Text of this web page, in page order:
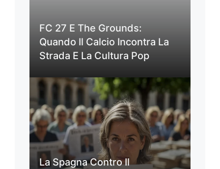
FC 27 E The Grounds:
Quando Il Calcio Incontra La
Strada E La Cultura Pop
La Spagna Contro Il